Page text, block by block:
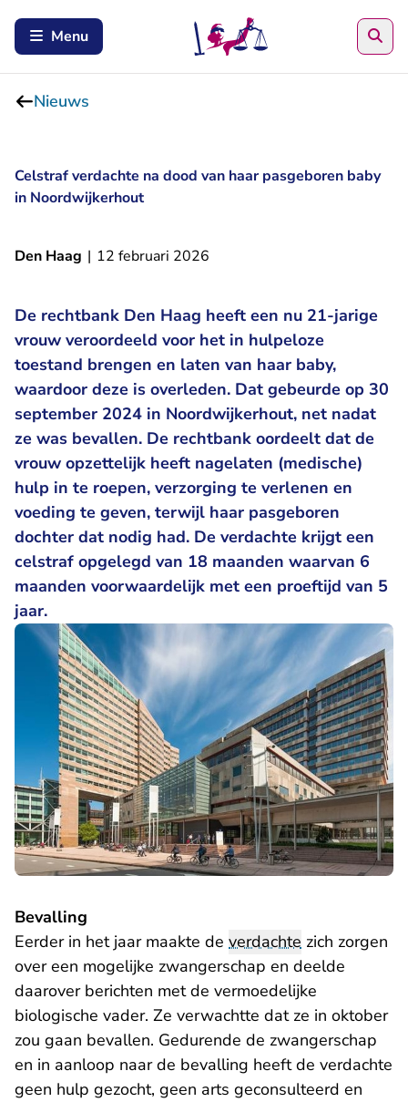
Menu
Nieuws
Celstraf verdachte na dood van haar pasgeboren baby
in Noordwijkerhout
Den Haag | 12 februari 2026
De rechtbank Den Haag heeft een nu 21-jarige
vrouw veroordeeld voor het in hulpeloze
toestand brengen en laten van haar baby,
waardoor deze is overleden. Dat gebeurde op 30
september 2024 in Noordwijkerhout, net nadat
ze was bevallen. De rechtbank oordeelt dat de
vrouw opzettelijk heeft nagelaten (medische)
hulp in te roepen, verzorging te verlenen en
voeding te geven, terwijl haar pasgeboren
dochter dat nodig had. De verdachte krijgt een
celstraf opgelegd van 18 maanden waarvan 6
maanden voorwaardelijk met een proeftijd van 5
jaar.
Bevalling
Eerder in het jaar maakte de verdachte zich zorgen
over een mogelijke zwangerschap en deelde
daarover berichten met de vermoedelijke
biologische vader. Ze verwachtte dat ze in oktober
zou gaan bevallen. Gedurende de zwangerschap
en in aanloop naar de bevalling heeft de verdachte
geen hulp gezocht, geen arts geconsulteerd en